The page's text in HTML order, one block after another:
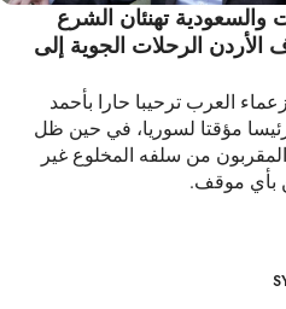
والسعودية تهنئان الشرع
الأردن الرحلات الجوية إلى
العرب ترحيبا حارا بأحمد
مؤقتا لسوريا، في حين ظل
المقربون من سلفه المخلوع غير
بأي موقف.